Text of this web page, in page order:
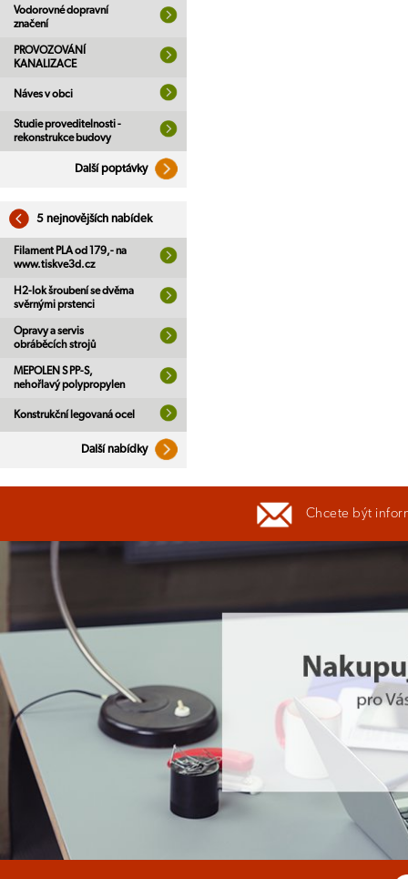
Vodorovné dopravní
značení
PROVOZOVÁNÍ
KANALIZACE
Náves v obci
Studie proveditelnosti -
rekonstrukce budovy
Další poptávky
5 nejnovějších nabídek
Filament PLA od 179,- na
www.tiskve3d.cz
H2-lok šroubení se dvěma
svěrnými prstenci
Opravy a servis
obráběcích strojů
MEPOLEN S PP-S,
nehořlavý polypropylen
Konstrukční legovaná ocel
Další nabídky
Chcete být